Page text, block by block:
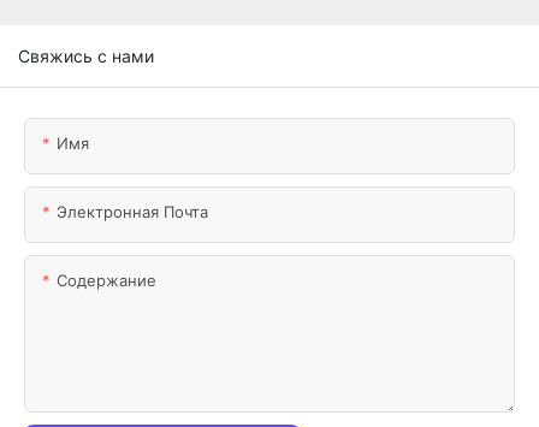
Свяжись с нами
Имя
Электронная Почта
Содержание